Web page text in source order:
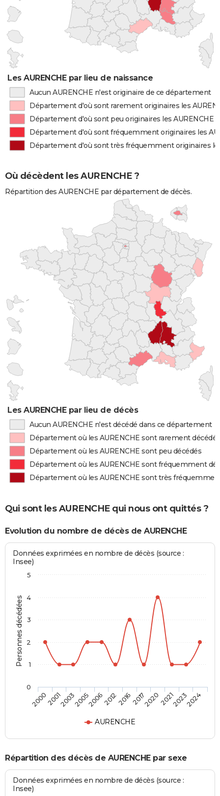
Les AURENCHE par lieu de naissance
Aucun AURENCHE n'est originaire de ce département
Département d'où sont rarement originaires les
Département d'où sont peu originaires les AURENCHE
Département d'où sont fréquemment originaires les
Département d'où sont très fréquemment originaires
Où décèdent les AURENCHE ?
Répartition des AURENCHE par département de décès.
Les AURENCHE par lieu de décès
Aucun AURENCHE n'est décédé dans ce département
Département où les AURENCHE sont rarement décédés
Département où les AURENCHE sont peu décédés
Département où les AURENCHE sont fréquemment
Département où les AURENCHE sont très
Qui sont les AURENCHE qui nous ont quittés ?
Evolution du nombre de décès de AURENCHE
Personnes décédées
Données exprimées en nombre de décès (source :
Insee)
AURENCHE
200020012003200520062012201620172020202120232024
0
1
2
3
4
5
Répartition des décès de AURENCHE par sexe
Données exprimées en nombre de décès (source :
Insee)